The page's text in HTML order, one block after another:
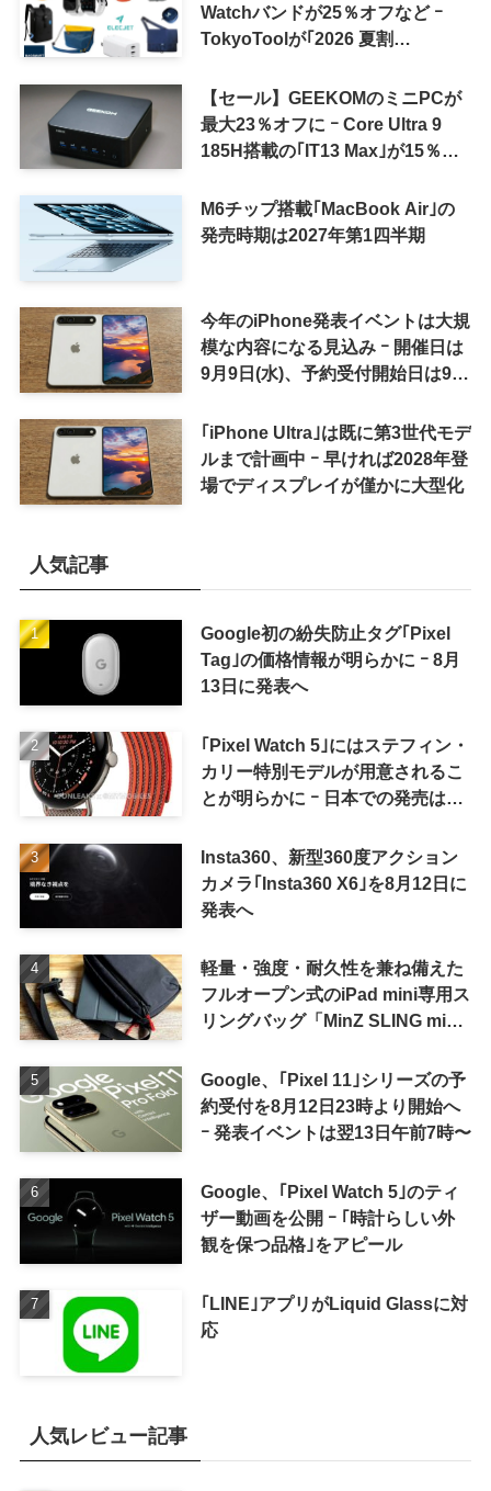
Watchバンドが25％オフなど ｰ
TokyoToolが｢2026 夏割
【セール】GEEKOMのミニPCが
最大23％オフに ｰ Core Ultra 9
185H搭載の｢IT13 Max｣が15％オ
M6チップ搭載｢MacBook Air｣の
発売時期は2027年第1四半期
今年のiPhone発表イベントは大規
模な内容になる見込み ｰ 開催日は
9月9日(水)、予約受付開始日は9月
｢iPhone Ultra｣は既に第3世代モデ
ルまで計画中 ｰ 早ければ2028年登
場でディスプレイが僅かに大型化
人気記事
Google初の紛失防止タグ｢Pixel
Tag｣の価格情報が明らかに ｰ 8月
13日に発表へ
｢Pixel Watch 5｣にはステフィン・
カリー特別モデルが用意されるこ
とが明らかに ｰ 日本での発売は期
Insta360、新型360度アクション
カメラ｢Insta360 X6｣を8月12日に
発表へ
軽量・強度・耐久性を兼ね備えた
フルオープン式のiPad mini専用ス
リングバッグ「MinZ SLING mini
Google、｢Pixel 11｣シリーズの予
約受付を8月12日23時より開始へ
ｰ 発表イベントは翌13日午前7時〜
Google、｢Pixel Watch 5｣のティ
ザー動画を公開 ｰ ｢時計らしい外
観を保つ品格｣をアピール
｢LINE｣アプリがLiquid Glassに対
応
人気レビュー記事